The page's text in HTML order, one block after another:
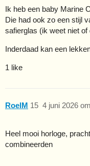
Ik heb een baby Marine
Die had ook zo een stijl
safierglas (ik weet niet of
Inderdaad kan een
1 like
RoelM 4 juni 2026
15
Heel mooi horloge,
combineerden